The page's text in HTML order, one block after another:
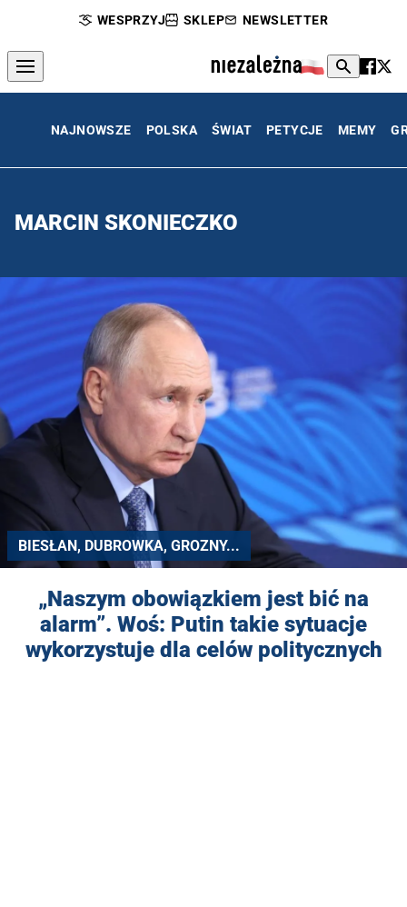
WESPRZYJ SKLEP NEWSLETTER
NAJNOWSZE POLSKA ŚWIAT PETYCJE MEMY
MARCIN SKONIECZKO
BIESŁAN, DUBROWKA, GROZNY...
„Naszym obowiązkiem jest bić na
alarm”. Woś: Putin takie sytuacje
wykorzystuje dla celów politycznych